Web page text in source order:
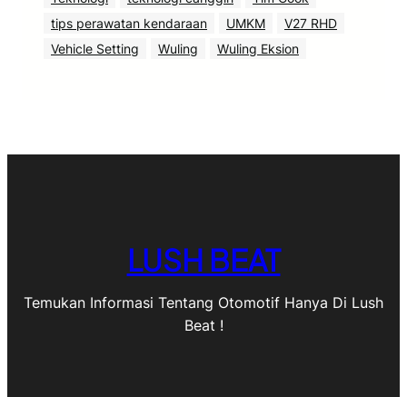
tips perawatan kendaraan
UMKM
V27 RHD
Vehicle Setting
Wuling Wuling Eksion
LUSH BEAT
Temukan Informasi Tentang Otomotif Hanya Di Lush
Beat !